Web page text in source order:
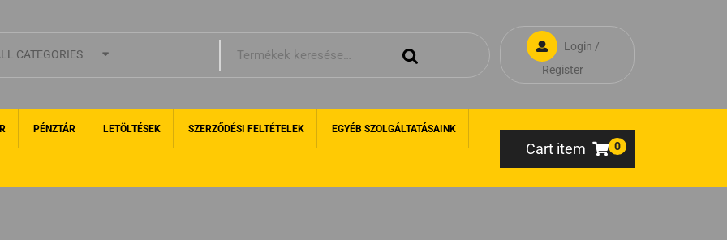
CATEGORIES
Login /
Register
PÉNZTÁR LETÖLTÉSEK SZERZŐDÉSI FELTÉTELEK EGYÉB SZOLGÁLTATÁSAINK
Cart item 0